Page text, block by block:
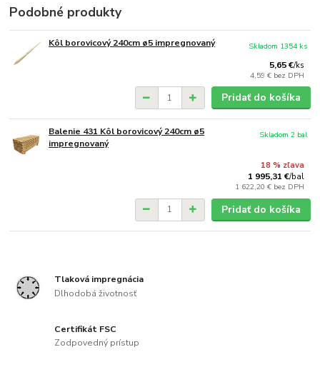
Podobné produkty
Kôl borovicový 240cm ø5 impregnovaný
5,65 €/ks
4,59 € bez DPH
Skladom 1354 ks
Pridať do košíka
Balenie 431 Kôl borovicový 240cm ø5
impregnovaný
18 % zľava
1 995,31 €/bal
1 622,20 € bez DPH
Skladom 2 bal
Pridať do košíka
Tlaková impregnácia
Dlhodobá životnosť
Certifikát FSC
Zodpovedný prístup